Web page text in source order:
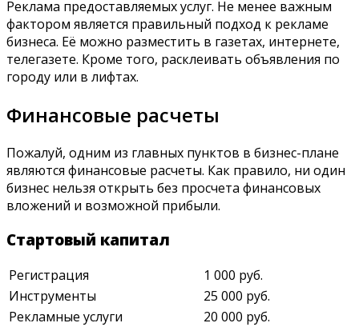
Реклама предоставляемых услуг. Не менее важным
фактором является правильный подход к рекламе
бизнеса. Её можно разместить в газетах, интернете,
телегазете. Кроме того, расклеивать объявления по
городу или в лифтах.
Финансовые расчеты
Пожалуй, одним из главных пунктов в бизнес-плане
являются финансовые расчеты. Как правило, ни один
бизнес нельзя открыть без просчета финансовых
вложений и возможной прибыли.
Стартовый капитал
Регистрация
1 000 руб.
Инструменты
25 000 руб.
Рекламные услуги
20 000 руб.